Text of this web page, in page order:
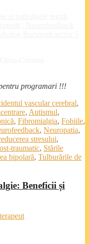
programari !!!
vascular cerebral,
, Autismul,
, Fibromialgia, Fobiile,
, Neuropatia,
stresului,
traumatic, Stările
bipolară, Tulburările de
Beneficii și